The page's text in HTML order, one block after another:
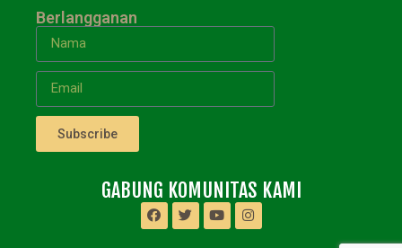
Berlangganan
Subscribe
GABUNG KOMUNITAS KAMI